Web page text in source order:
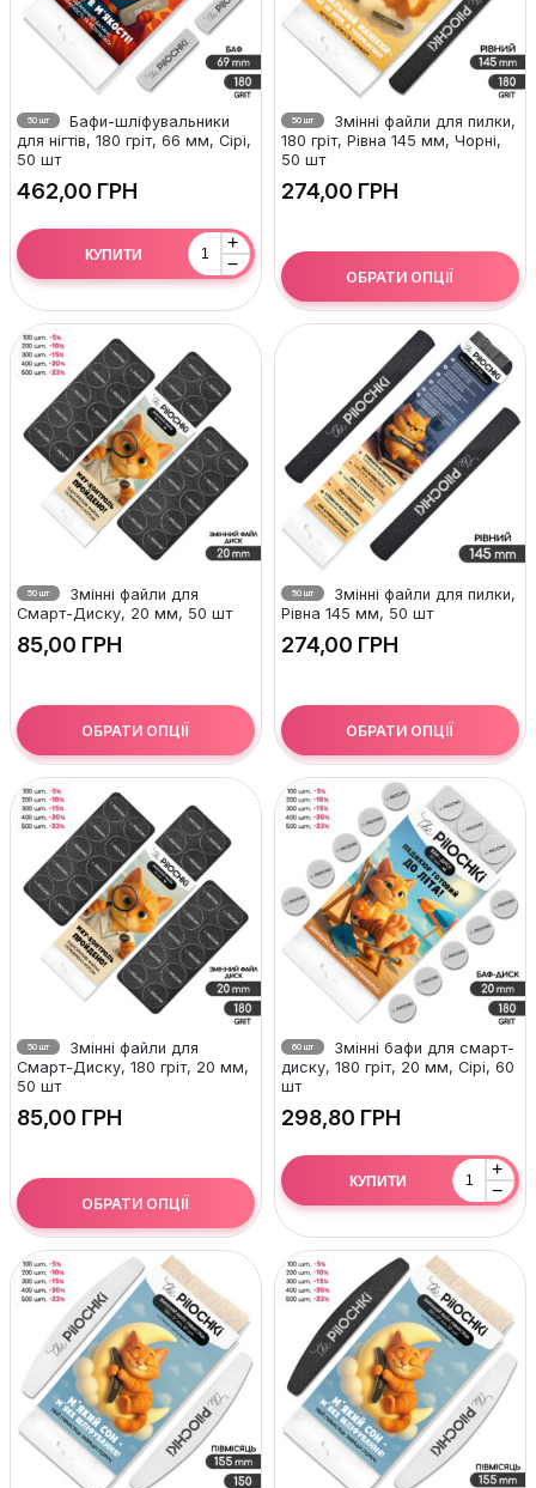
50 шт
Бафи-шліфувальники
для нігтів, 180 гріт, 66 мм, Сірі,
50 шт
ГРН
+
−
КУПИТИ
50 шт
Змінні файли для пилки,
180 гріт, Рівна 145 мм, Чорні,
50 шт
ГРН
ОБРАТИ ОПЦІЇ
50 шт
Змінні файли для
Смарт-Диску, 20 мм, 50 шт
ГРН
ОБРАТИ ОПЦІЇ
50 шт
Змінні файли для пилки,
Рівна 145 мм, 50 шт
ГРН
ОБРАТИ ОПЦІЇ
50 шт
Змінні файли для
Смарт-Диску, 180 гріт, 20 мм,
50 шт
ГРН
ОБРАТИ ОПЦІЇ
60 шт
Змінні бафи для смарт-
диску, 180 гріт, 20 мм, Сірі, 60
шт
ГРН
+
−
КУПИТИ